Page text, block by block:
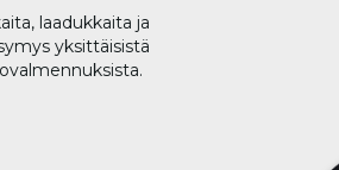
laadukkaita ja
yksittäisistä